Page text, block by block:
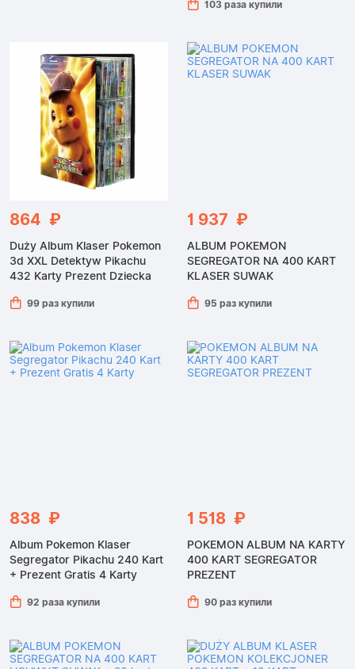
103 раза купили
864 ₽
Duży Album Klaser Pokemon
3d XXL Detektyw Pikachu
432 Karty Prezent Dziecka
99 раз купили
1 937 ₽
ALBUM POKEMON
SEGREGATOR NA 400 KART
KLASER SUWAK
95 раз купили
838 ₽
Album Pokemon Klaser
Segregator Pikachu 240 Kart
+ Prezent Gratis 4 Karty
92 раза купили
1 518 ₽
POKEMON ALBUM NA KARTY
400 KART SEGREGATOR
PREZENT
90 раз купили